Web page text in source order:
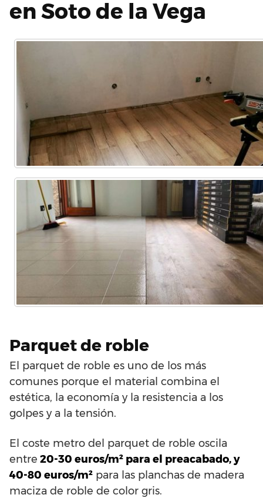
en Soto de la Vega
Parquet de roble
El parquet de roble es uno de los más
comunes porque el material combina el
estética, la economía y la resistencia a los
golpes y a la tensión.
El coste metro del parquet de roble oscila
entre 20-30 euros/m² para el preacabado, y
40-80 euros/m² para las planchas de madera
maciza de roble de color gris.